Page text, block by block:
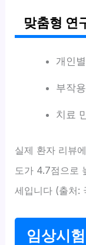
맞춤형 연
개인
부작
치료
실제 환자 리뷰
도가 4.7점으로
세입니다 (출처:
임상시